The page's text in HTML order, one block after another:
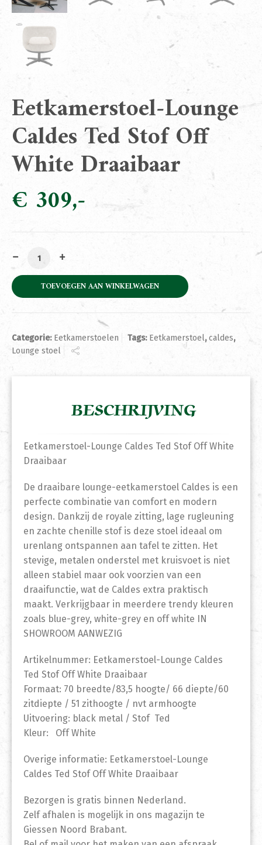
Eetkamerstoel-Lounge
Caldes Ted Stof Off
White Draaibaar
€ 309
Eetkamerstoel-Lounge Caldes Ted Stof Off White
TOEVOEGEN AAN WINKELWAGEN
Categorie: Eetkamerstoelen Tags: Eetkamerstoel,caldes,
Lounge stoel
BESCHRIJVING
Eetkamerstoel-Lounge Caldes Ted Stof Off White
Draaibaar
De draaibare lounge-eetkamerstoel Caldes is een
perfecte combinatie van comfort en modern
design. Dankzij de royale zitting, lage rugleuning
en zachte chenille stof is deze stoel ideaal om
urenlang ontspannen aan tafel te zitten. Het
stevige, metalen onderstel met kruisvoet is niet
alleen stabiel maar ook voorzien van een
draaifunctie, wat de Caldes extra praktisch
maakt. Verkrijgbaar in meerdere trendy kleuren
zoals blue-grey, white-grey en off white IN
SHOWROOM AANWEZIG
Artikelnummer: Eetkamerstoel-Lounge Caldes
Ted Stof Off White Draaibaar
Formaat: 70 breedte/83,5 hoogte/ 66 diepte/60
zitdiepte / 51 zithoogte / nvt armhoogte
Uitvoering: black metal / Stof Ted
Kleur: Off White
Overige informatie: Eetkamerstoel-Lounge
Caldes Ted Stof Off White Draaibaar
Bezorgen is gratis binnen Nederland.
Zelf afhalen is mogelijk in ons magazijn te
Giessen Noord Brabant.